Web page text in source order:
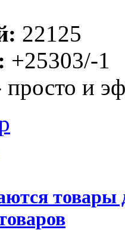
22125
+25303/-1
просто и
товары